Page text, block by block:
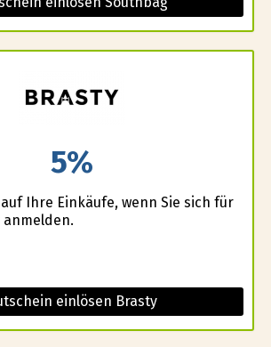
5%
Ihre Einkäufe, wenn Sie sich für
einlösen Brasty